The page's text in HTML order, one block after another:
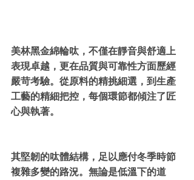
美林黑金綿輪呔，不僅在靜音與舒適上
表現卓越，更在品質與可靠性方面歷經
嚴苛考驗。從原料的精挑細選，到生產
工藝的精細把控，每個環節都傾注了匠
心與執著。
其堅韌的呔體結構，足以應付冬季時節
複雜多變的路況。無論是低溫下的道